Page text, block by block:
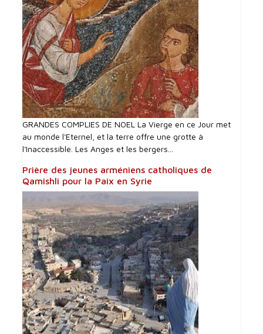
GRANDES COMPLIES DE NOEL La Vierge en ce Jour met
au monde l'Eternel, et la terre offre une grotte à
l'Inaccessible. Les Anges et les bergers...
Prière des jeunes arméniens catholiques de
Qamishli pour la Paix en Syrie